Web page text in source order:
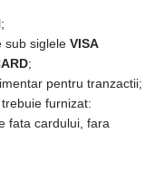
sub siglele VISA
;
pentru tranzactii;
furnizat:
fata cardului, fara